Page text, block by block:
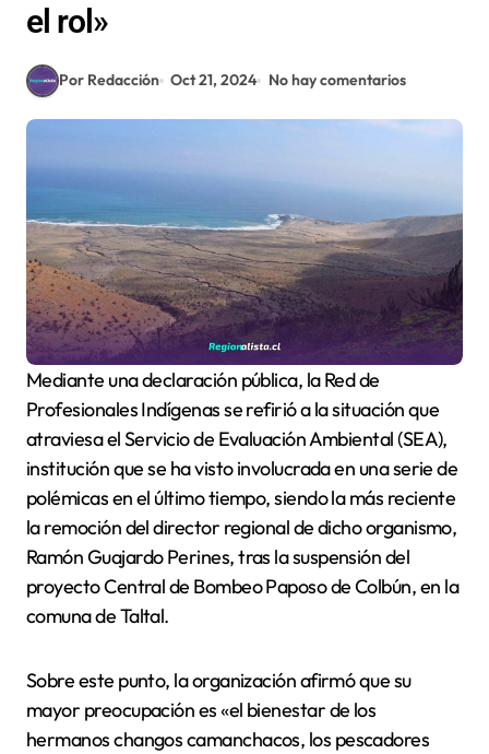
el rol»
Por Redacción Oct 21, 2024 No hay comentarios
Mediante una declaración pública, la Red de
Profesionales Indígenas se refirió a la situación que
atraviesa el Servicio de Evaluación Ambiental (SEA),
institución que se ha visto involucrada en una serie de
polémicas en el último tiempo, siendo la más reciente
la remoción del director regional de dicho organismo,
Ramón Guajardo Perines, tras la suspensión del
proyecto Central de Bombeo Paposo de Colbún, en la
comuna de Taltal.
Sobre este punto, la organización afirmó que su
mayor preocupación es «el bienestar de los
hermanos changos camanchacos, los pescadores